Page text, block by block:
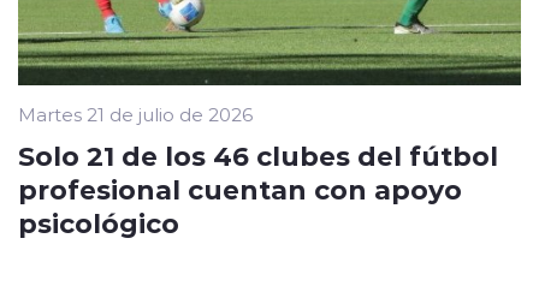
Martes 21 de julio de 2026
Solo 21 de los 46 clubes del fútbol
profesional cuentan con apoyo
psicológico